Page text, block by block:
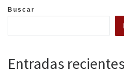
Buscar
Entradas recientes